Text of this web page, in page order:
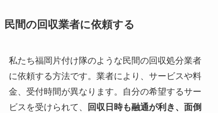
民間の回収業者に依頼する
私たち福岡片付け隊のような民間の回収処分業者
に依頼する方法です。業者により、サービスや料
金、受付時間が異なります。自分の希望するサー
ビスを受けられて、
回収日時も融通が利き、面倒